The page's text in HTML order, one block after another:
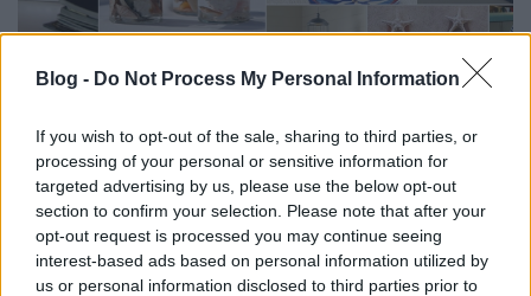
Blog - Do Not Process My Personal Information
If you wish to opt-out of the sale, sharing to third parties, or
processing of your personal or sensitive information for
targeted advertising by us, please use the below opt-out
section to confirm your selection. Please note that after your
opt-out request is processed you may continue seeing
interest-based ads based on personal information utilized by
us or personal information disclosed to third parties prior to
Így teremts tengeri hangulatot a
fürdőszobádban!
2018. január 31.